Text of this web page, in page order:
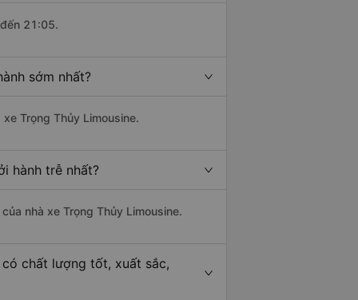
21:05.
sớm nhất?
Trọng Thủy Limousine.
hành trễ nhất?
nhà xe Trọng Thủy Limousine.
chất lượng tốt, xuất sắc,